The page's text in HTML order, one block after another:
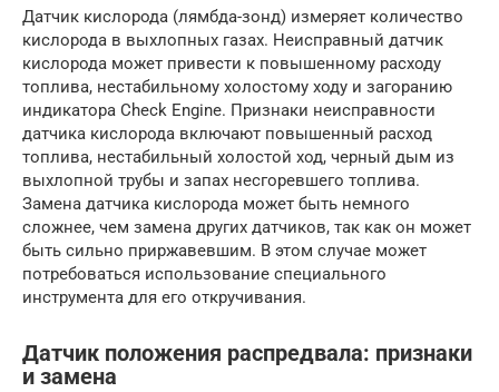
Датчик кислорода (лямбда-зонд) измеряет количество
кислорода в выхлопных газах. Неисправный датчик
кислорода может привести к повышенному расходу
топлива, нестабильному холостому ходу и загоранию
индикатора Check Engine. Признаки неисправности
датчика кислорода включают повышенный расход
топлива, нестабильный холостой ход, черный дым из
выхлопной трубы и запах несгоревшего топлива.
Замена датчика кислорода может быть немного
сложнее, чем замена других датчиков, так как он может
быть сильно приржавевшим. В этом случае может
потребоваться использование специального
инструмента для его откручивания.
Датчик положения распредвала: признаки
и замена